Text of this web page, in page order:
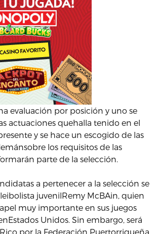
evaluación por posición y uno se
actuaciones quehalla tenido en el
y se hace un escogido de las
los requisitos de las
parte de la selección.
a pertenecer a la selección se
juvenilRemy McBAin, quien
muy importante en sus juegos
Unidos. Sin embargo, será
por la Federación Puertorriqueña